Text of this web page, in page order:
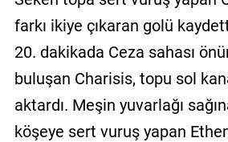
farkı ikiye çıkaran golü
20. dakikada Ceza sahası
buluşan Charisis, topu sol
aktardı. Meşin yuvarlağı
köşeye sert vuruş yapan